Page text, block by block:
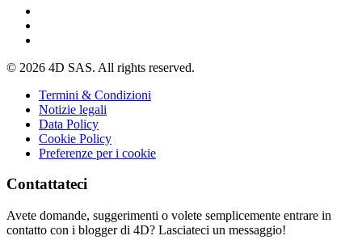
© 2026 4D SAS. All rights reserved.
Termini & Condizioni
Notizie legali
Data Policy
Cookie Policy
Preferenze per i cookie
Contattateci
Avete domande, suggerimenti o volete semplicemente entrare in
contatto con i blogger di 4D? Lasciateci un messaggio!